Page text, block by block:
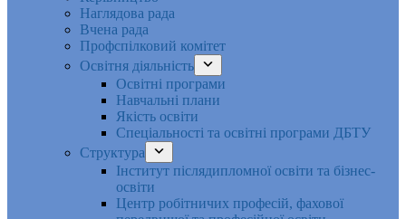
Наглядова рада
Вчена рада
Профспілковий комітет
Освітня діяльність
Освітні програми
Навчальні плани
Якість освіти
Спеціальності та освітні програми ДБТУ
Структура
Інститут післядипломної освіти та бізнес-
освіти
Центр робітничих професій, фахової